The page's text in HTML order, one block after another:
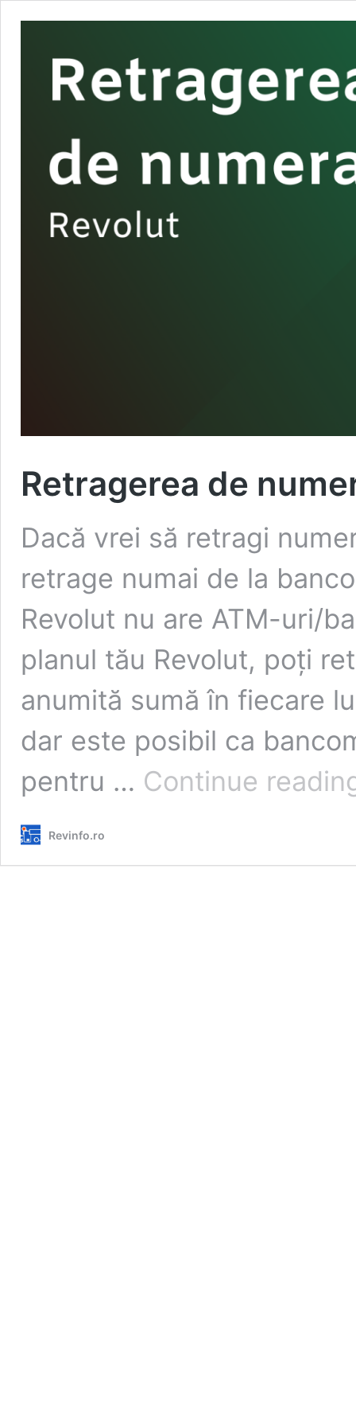
Retragerea de
Dacă vrei să retragi
retrage numai de la
Revolut nu are ATM-uri/
planul tău Revolut, poți
anumită sumă în fiecare
dar este posibil ca
pentru … Continue
Revinfo.ro